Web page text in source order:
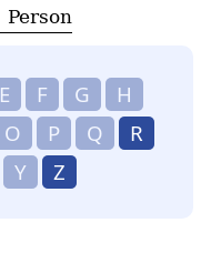
Person
E F G
H
O P Q
R
Y Z